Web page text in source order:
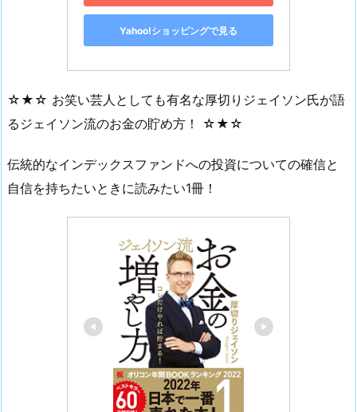
Yahoo!ショッピングで見る
☆★☆ お笑い芸人としても有名な厚切りジェイソン氏が語
るジェイソン流のお金の貯め方！ ☆★☆
伝統的なインデックスファンドへの投資についての確信と
自信を持ちたいときに読みたい1冊！